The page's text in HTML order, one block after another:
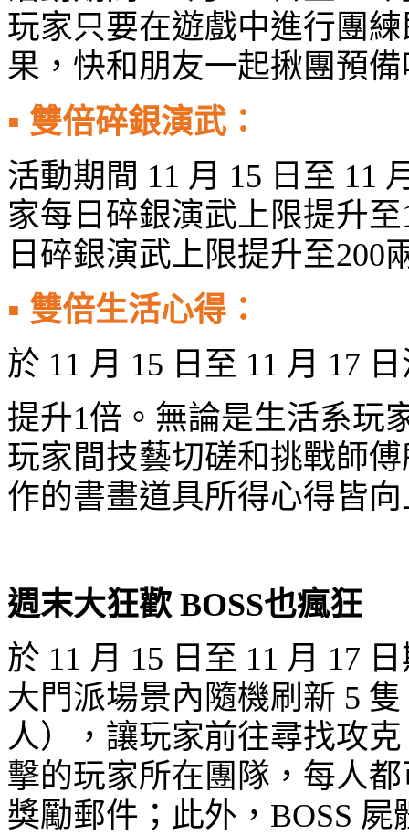
玩家只要在遊戲中進行團
果，快和朋友一起揪團預
▪ 雙倍碎銀演武：
活動期間 11 月 15 日至 11
家每日碎銀演武上限提升至
日碎銀演武上限提升至200
▪ 雙倍生活心得：
於 11 月 15 日至 11 月 17
提升1倍。無論是生活系玩
玩家間技藝切磋和挑戰師
作的書畫道具所得心得皆
週末大狂歡 BOSS也瘋狂
於 11 月 15 日至 11 月 17
大門派場景內隨機刷新 5 隻
人），讓玩家前往尋找攻
擊的玩家所在團隊，每人
獎勵郵件；此外， BOSS 屍